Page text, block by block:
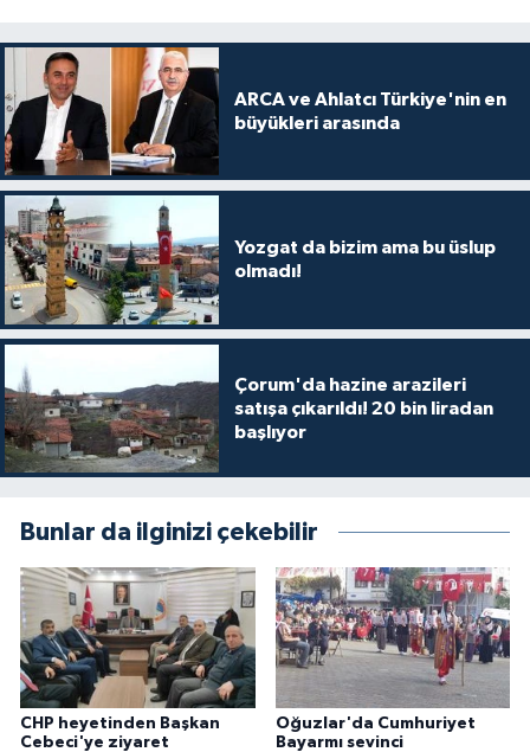
ARCA ve Ahlatcı Türkiye'nin en
büyükleri arasında
Yozgat da bizim ama bu üslup
olmadı!
Çorum'da hazine arazileri
satışa çıkarıldı! 20 bin liradan
başlıyor
Bunlar da ilginizi çekebilir
CHP heyetinden Başkan
Cebeci'ye ziyaret
Oğuzlar'da Cumhuriyet
Bayarmı sevinci